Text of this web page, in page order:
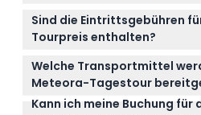
Frauen benötigen knielange
(keine Hosen oder ärmellose
dem Knie tragen sollten.
Das Mittagessen ist im
aber Sie können bei der
Website ein traditionelles
hinzufügen.
Sind die Eintrittsgebühren
Tourpreis enthalten?
Nein, die Eintrittsgebühren
enthalten und müssen
werden, üblicherweise ca. 5
Welche Transportmittel
Meteora-Tagestour
Die Tour beinhaltet die Hin-
Kann ich meine Buchung für